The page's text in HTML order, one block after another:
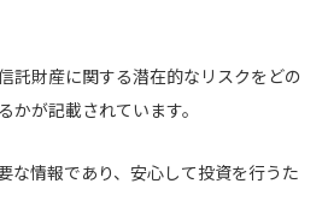
託財産に関する潜在的なリスクをどの
かが記載されています。
な情報であり、安心して投資を行うた